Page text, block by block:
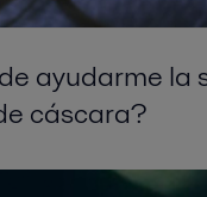
ayudarme la
cáscara?